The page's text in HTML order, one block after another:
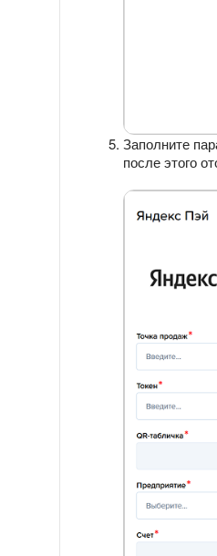
Заполните
после этого